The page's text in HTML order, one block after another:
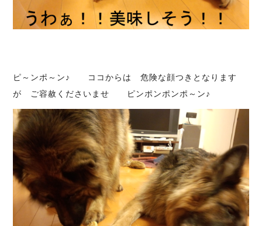
ピ～ンポ～ン♪ ココからは 危険な顔つきとなります
が ご容赦くださいませ ピンポンポンポ～ン♪